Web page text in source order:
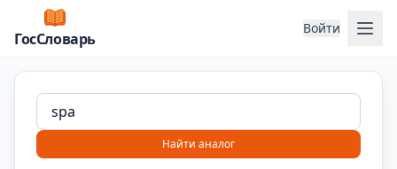
ГосСловарь
Войти
Найти аналог